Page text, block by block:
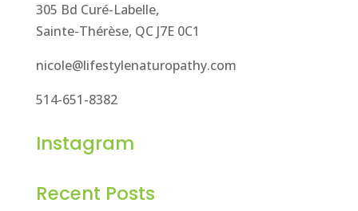
305 Bd Curé-Labelle,
Sainte-Thérèse, QC J7E 0C1
nicole@lifestylenaturopathy.com
514-651-8382
Instagram
Recent Posts